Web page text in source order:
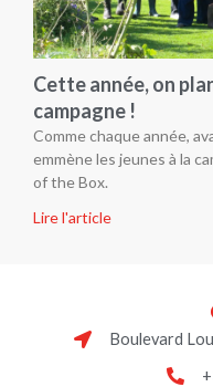
Cette année, on
campagne !
Comme chaque année,
emmène les jeunes à la
of the Box.
Lire l'article
Boulevard